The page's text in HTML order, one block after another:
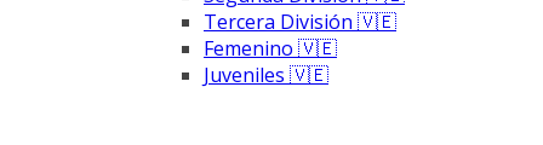
Tercera División 🇻🇪
Femenino 🇻🇪
Juveniles 🇻🇪